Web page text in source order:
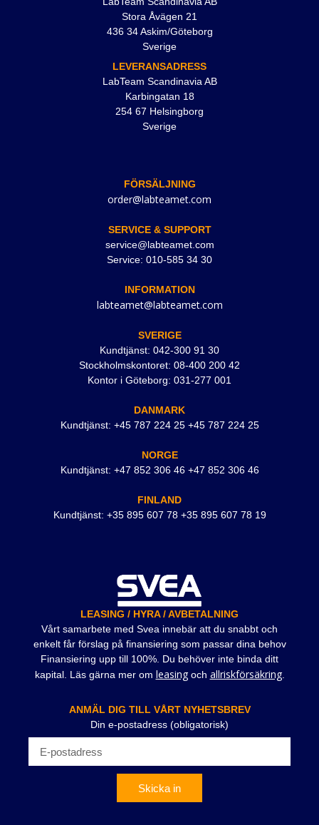
Stora Åvägen 21
436 34 Askim/Göteborg
Sverige
LEVERANSADRESS
LabTeam Scandinavia AB
Karbingatan 18
254 67 Helsingborg
Sverige
FÖRSÄLJNING
order@labteamet.com
SERVICE & SUPPORT
service@labteamet.com
Service: 010-585 34 30
INFORMATION
labteamet@labteamet.com
SVERIGE
Kundtjänst: 042-300 91 30
Stockholmskontoret: 08-400 200 42
Kontor i Göteborg: 031-277 001
DANMARK
Kundtjänst: +45 787 224 25 +45 787 224 25
NORGE
Kundtjänst: +47 852 306 46 +47 852 306 46
FINLAND
Kundtjänst: +35 895 607 78 +35 895 607 78 19
LEASING / HYRA / AVBETALNING
Vårt samarbete med Svea innebär att du snabbt och
enkelt får förslag på finansiering som passar dina behov
Finansiering upp till 100%. Du behöver inte binda ditt
kapital. Läs gärna mer om leasingoch allriskförsäkring.
ANMÄL DIG TILL VÅRT NYHETSBREV
Din e-postadress (obligatorisk)
Skicka in